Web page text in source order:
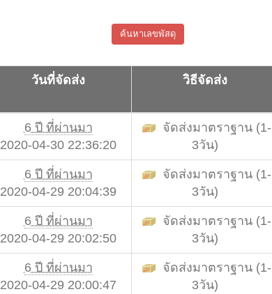
ค้นหาเลขพัสดุ
วันที่จัดส่ง วิธีจัดส่ง
6 ปี ที่ผ่านมา
2020-04-30 22:36:20
จัดส่งมาตราฐาน (1-
3วัน)
6 ปี ที่ผ่านมา
2020-04-29 20:04:39
จัดส่งมาตราฐาน (1-
3วัน)
6 ปี ที่ผ่านมา
2020-04-29 20:02:50
จัดส่งมาตราฐาน (1-
3วัน)
6 ปี ที่ผ่านมา
2020-04-29 20:00:47
จัดส่งมาตราฐาน (1-
3วัน)